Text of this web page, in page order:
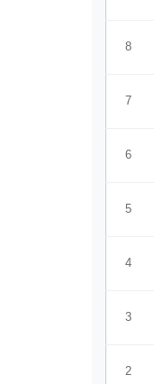
8
7
6
5
4
3
2